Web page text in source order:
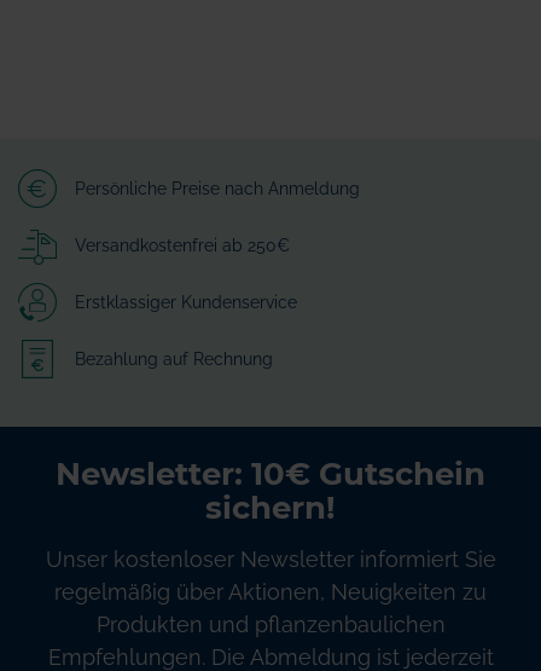
Persönliche Preise nach Anmeldung
Versandkostenfrei ab 250€
Erstklassiger Kundenservice
Bezahlung auf Rechnung
Newsletter: 10€ Gutschein
sichern!
Unser kostenloser Newsletter informiert Sie
regelmäßig über Aktionen, Neuigkeiten zu
Produkten und pflanzenbaulichen
Empfehlungen. Die Abmeldung ist jederzeit